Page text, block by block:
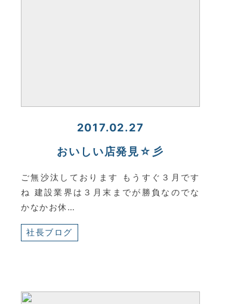
2017.02.27
おいしい店発見☆彡
ご無沙汰しております もうすぐ３月です
ね 建設業界は３月末までが勝負なのでな
かなかお休…
社長ブログ